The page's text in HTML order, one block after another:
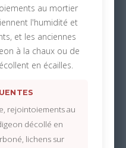
au mortier
l'humidité et
et les anciennes
à la chaux ou de
en écailles.
rejointoiements au
décollé en
lichens sur